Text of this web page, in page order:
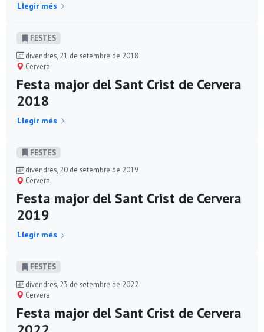
Llegir més
FESTES
divendres, 21 de setembre de 2018
Cervera
Festa major del Sant Crist de Cervera
2018
Llegir més
FESTES
divendres, 20 de setembre de 2019
Cervera
Festa major del Sant Crist de Cervera
2019
Llegir més
FESTES
divendres, 23 de setembre de 2022
Cervera
Festa major del Sant Crist de Cervera